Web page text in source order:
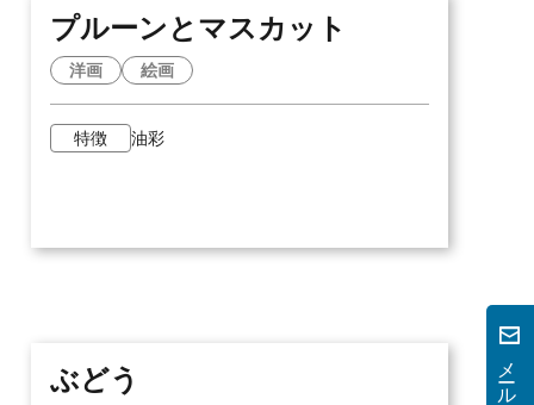
プルーンとマスカット
洋画 絵画
特徴 油彩
ぶどう メール査定